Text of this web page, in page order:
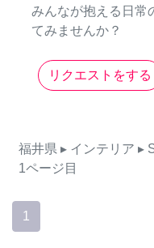
みんなが抱える日常
てみませんか？
リクエストをする
福井県 ▸ インテリア ▸
1ページ目
1